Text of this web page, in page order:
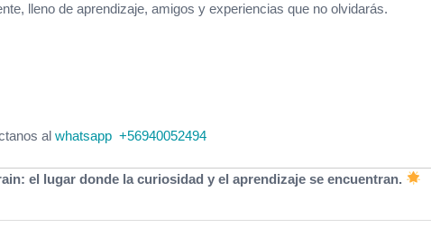
lleno de aprendizaje, amigos y experiencias que no olvidarás.
al whatsapp +56940052494
el lugar donde la curiosidad y el aprendizaje se encuentran.